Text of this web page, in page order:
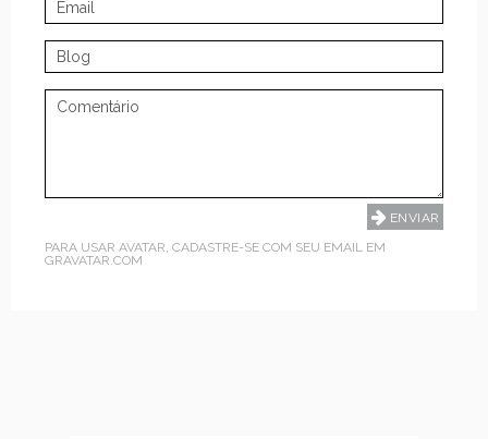
PARA USAR AVATAR, CADASTRE-SE COM SEU EMAIL EM
GRAVATAR.COM